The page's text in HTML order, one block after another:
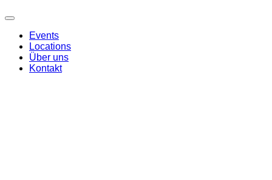
Events
Locations
Über uns
Kontakt